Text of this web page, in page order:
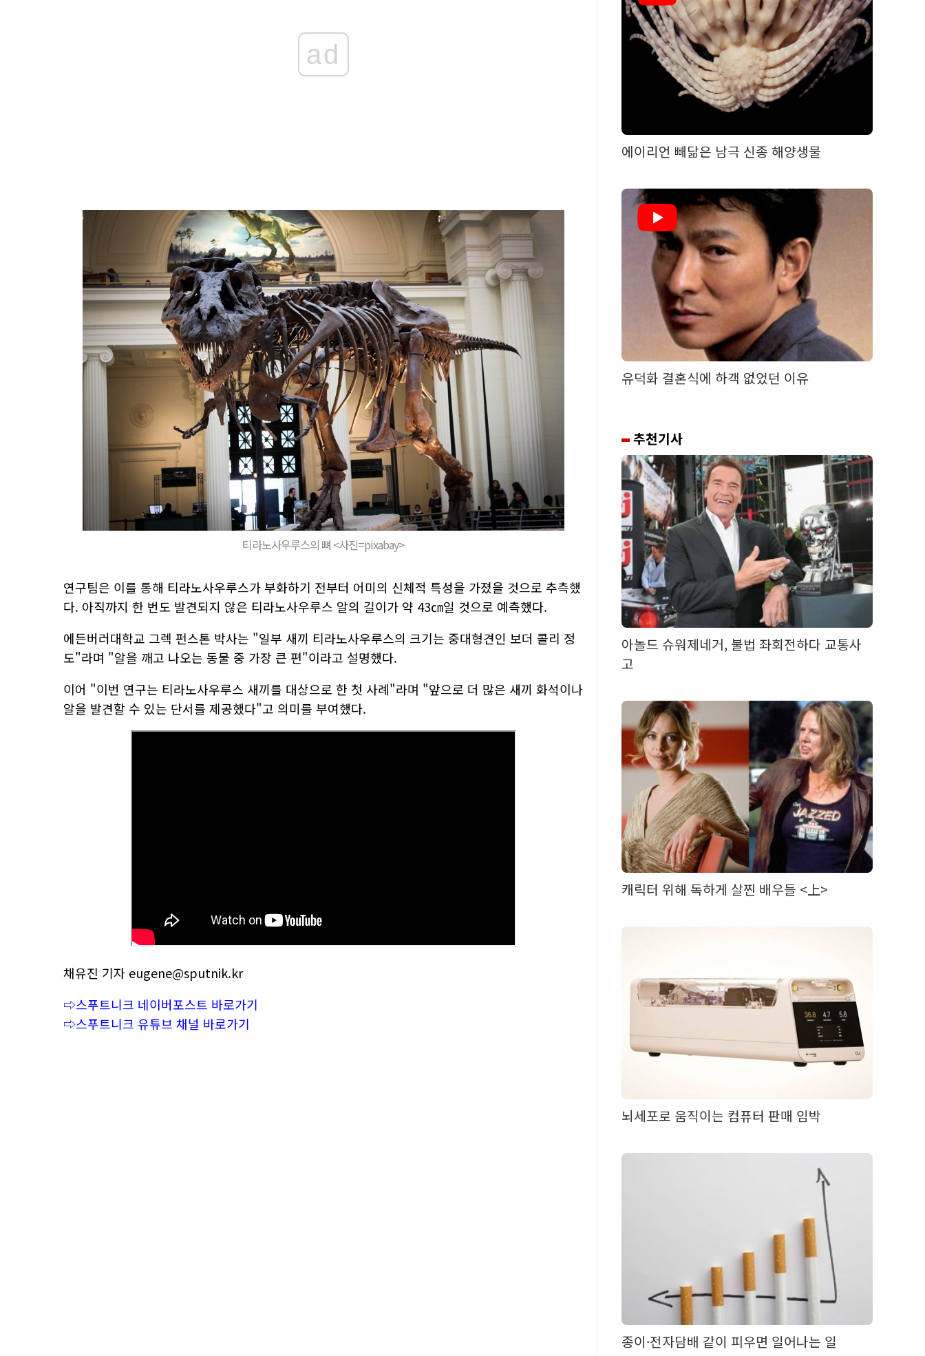
ad
티라노사우루스의 뼈 <사진=pixabay>
연구팀은 이를 통해 티라노사우루스가 부화하기 전부터 어미의 신체적 특성을 가졌을 것으로 추측했
다. 아직까지 한 번도 발견되지 않은 티라노사우루스 알의 길이가 약 43㎝일 것으로 예측했다.
에든버러대학교 그렉 펀스톤 박사는 "일부 새끼 티라노사우루스의 크기는 중대형견인 보더 콜리 정
도"라며 "알을 깨고 나오는 동물 중 가장 큰 편"이라고 설명했다.
이어 "이번 연구는 티라노사우루스 새끼를 대상으로 한 첫 사례"라며 "앞으로 더 많은 새끼 화석이나
알을 발견할 수 있는 단서를 제공했다"고 의미를 부여했다.
채유진 기자 eugene@sputnik.kr
⇨스푸트니크 네이버포스트 바로가기
⇨스푸트니크 유튜브 채널 바로가기
에이리언 빼닮은 남극 신종 해양생물
유덕화 결혼식에 하객 없었던 이유
추천기사
아놀드 슈워제네거, 불법 좌회전하다 교통사
고
캐릭터 위해 독하게 살찐 배우들 <上>
뇌세포로 움직이는 컴퓨터 판매 임박
종이·전자담배 같이 피우면 일어나는 일